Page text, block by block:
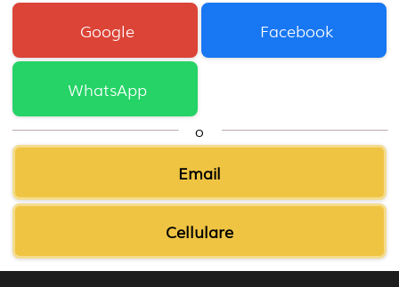
Google Facebook
WhatsApp
o
Email
Cellulare